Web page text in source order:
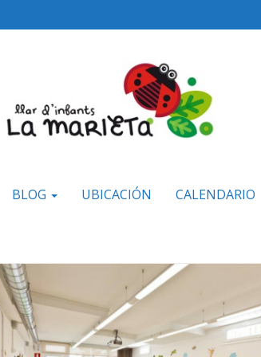
BLOG UBICACIÓN CALENDARIO
NUESTRAS INSTALACIONES
CONOCE NUESTRA BONITA Y SOLEADA ESCUELA